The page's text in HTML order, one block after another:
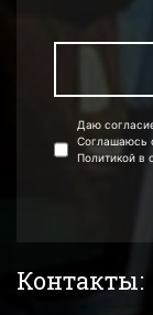
Даю
Соглашаюсь
Политикой в
Контакты: